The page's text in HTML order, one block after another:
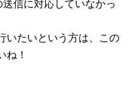
信に対応していなかっ
いたいという方は、この
ね！